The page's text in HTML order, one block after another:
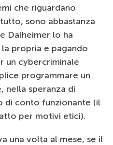
che riguardano
sono abbastanza
Dalheimer lo ha
propria e pagando
un cybercriminale
programmare un
nella speranza di
di conto funzionante (il
per motivi etici).
una volta al mese, se il